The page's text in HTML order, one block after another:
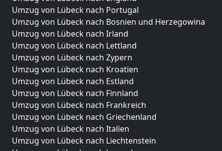
Umzug von Lübeck nach Portugal
Umzug von Lübeck nach Bosnien und Herzegowina
Umzug von Lübeck nach Irland
Umzug von Lübeck nach Lettland
Umzug von Lübeck nach Zypern
Umzug von Lübeck nach Kroatien
Umzug von Lübeck nach Estland
Umzug von Lübeck nach Finnland
Umzug von Lübeck nach Frankreich
Umzug von Lübeck nach Griechenland
Umzug von Lübeck nach Italien
Umzug von Lübeck nach Liechtenstein